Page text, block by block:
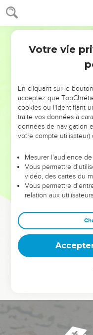
NE
DE
ET SI LEURS
leur foi ou leur vision.
et les saisons difficiles
sont
Dans cette conférence,
clés pour avancer avec
deviennent vos
équipe, un groupe ou
Votre vie
En cliquant sur le
acceptez que
cookies ou l'identifiant
traite vos données à
données de navigation
votre compte utilisateur)
Mesurer l'audience
Vous permettre
vidéo, des cartes du
Vous permettre
relation aux